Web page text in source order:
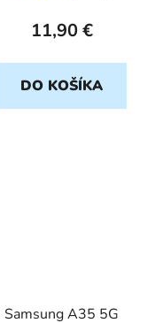
11,90 €
DO KOŠÍKA
Samsung A35 5G